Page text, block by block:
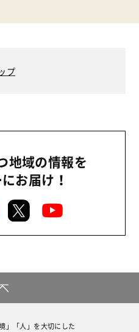
プ
地域の情報を
お届け！
」「人」を大切にした